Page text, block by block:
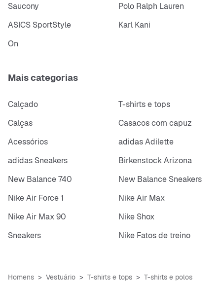
Saucony
Polo Ralph Lauren
ASICS SportStyle
Karl Kani
On
Mais categorias
Calçado
T-shirts e tops
Calças
Casacos com capuz
Acessórios
adidas Adilette
adidas Sneakers
Birkenstock Arizona
New Balance 740
New Balance Sneakers
Nike Air Force 1
Nike Air Max
Nike Air Max 90
Nike Shox
Sneakers
Nike Fatos de treino
Homens Vestuário T-shirts e tops T-shirts e polos